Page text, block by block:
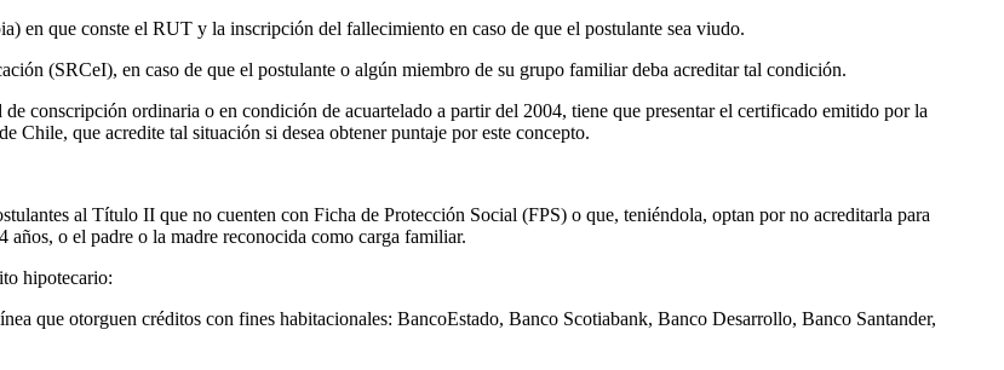
que conste el RUT y la inscripción del fallecimiento en caso de que el postulante sea viudo.
(SRCeI), en caso de que el postulante o algún miembro de su grupo familiar deba acreditar tal condición.
conscripción ordinaria o en condición de acuartelado a partir del 2004, tiene que presentar el certificado emitido por la
que acredite tal situación si desea obtener puntaje por este concepto.
al Título II que no cuenten con Ficha de Protección Social (FPS) o que, teniéndola, optan por no acreditarla para
o el padre o la madre reconocida como carga familiar.
hipotecario:
que otorguen créditos con fines habitacionales: BancoEstado, Banco Scotiabank, Banco Desarrollo, Banco Santander,